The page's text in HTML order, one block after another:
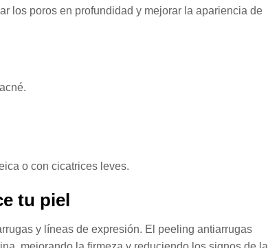
los poros en profundidad y mejorar la apariencia de
o con cicatrices leves.
tu piel
y líneas de expresión. El peeling antiarrugas